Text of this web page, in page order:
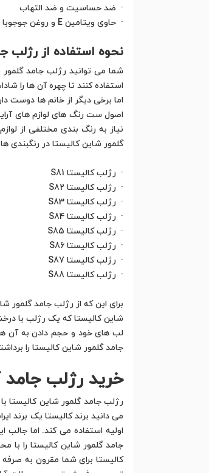
· ضد حساسیت و ضد التهاب
· حاوی ویتامین E و روغن جوجوبا
نحوه استفاده از رژلب
شما می توانید رژلب جامد
استفاده کنند تا چهره آن ها را
اما برخی دیگر از خانم ها دوست
اصول ست رنگ های لوازم های
نیاز به رنگ بندی مختلفی از
گلمور شاین کالیستا در
· رژلب کالیستا S81
· رژلب کالیستا S82
· رژلب کالیستا S83
· رژلب کالیستا S84
· رژلب کالیستا S85
· رژلب کالیستا S86
· رژلب کالیستا S87
· رژلب کالیستا S88
برای این که از رژلب جامد گلمور
شاین کالیستا که یک رژلب با
لب های خود و حجم دادن به آن ها
جامد گلمور شاین کالیستا را
خرید رژلب جامد
رژلب جامد گلمور شاین کالیستا
می دانید برند کالیستا یک برند
اولیه استفاده می کند. اما
جامد گلمور شاین کالیستا را
کالیستا برای شما مقرون به